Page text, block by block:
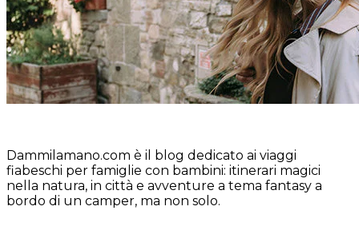
Dammilamano.com è il blog dedicato ai viaggi
fiabeschi per famiglie con bambini: itinerari magici
nella natura, in città e avventure a tema fantasy a
bordo di un camper, ma non solo.